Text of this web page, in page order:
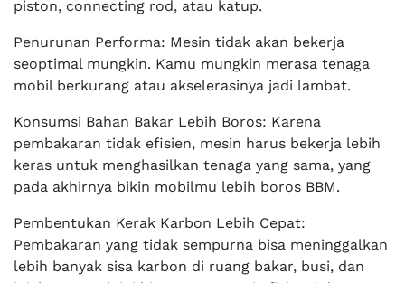
piston, connecting rod, atau katup.
Penurunan Performa: Mesin tidak akan bekerja
seoptimal mungkin. Kamu mungkin merasa tenaga
mobil berkurang atau akselerasinya jadi lambat.
Konsumsi Bahan Bakar Lebih Boros: Karena
pembakaran tidak efisien, mesin harus bekerja lebih
keras untuk menghasilkan tenaga yang sama, yang
pada akhirnya bikin mobilmu lebih boros BBM.
Pembentukan Kerak Karbon Lebih Cepat:
Pembakaran yang tidak sempurna bisa meninggalkan
lebih banyak sisa karbon di ruang bakar, busi, dan